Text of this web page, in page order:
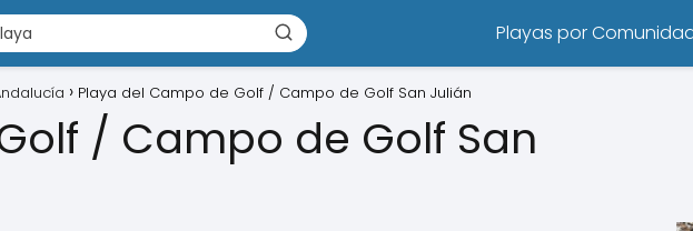
Playas por
Playa del Campo de Golf / Campo de Golf San Julián
/ Campo de Golf San